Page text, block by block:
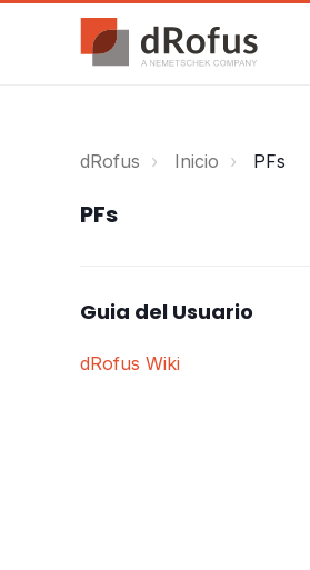
dRofus Inicio PFs
PFs
Guia del Usuario
dRofus Wiki